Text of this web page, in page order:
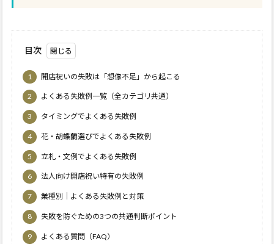
目次
1 開店祝いの失敗は「想像不足」から起こる
2 よくある失敗例一覧（全カテゴリ共通）
3 タイミングでよくある失敗例
4 花・胡蝶蘭選びでよくある失敗例
5 立札・文例でよくある失敗例
6 法人向け開店祝い特有の失敗例
7 業種別｜よくある失敗例と対策
8 失敗を防ぐための3つの共通判断ポイント
9 よくある質問（FAQ）